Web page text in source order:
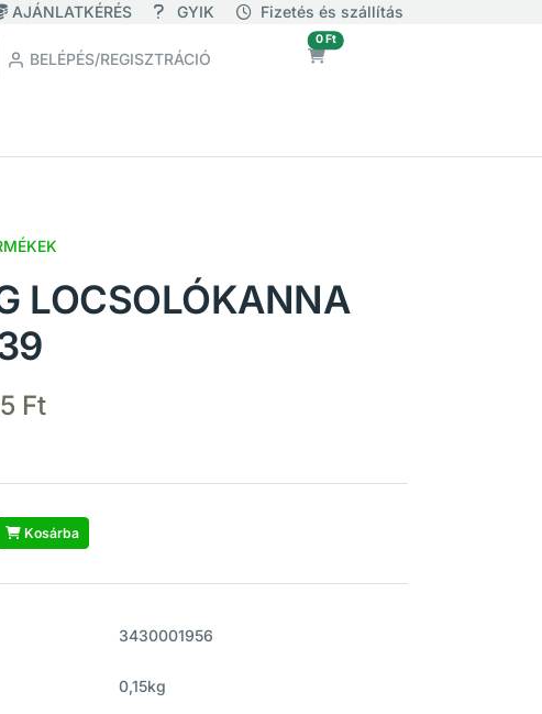
AJÁNLATKÉRÉS GYIK Fizetés és szállítás
BELÉPÉS/REGISZTRÁCIÓ
0 Ftüres
LOCSOLÓKANNA
Ft
Kosárba
3430001956
0,15kg